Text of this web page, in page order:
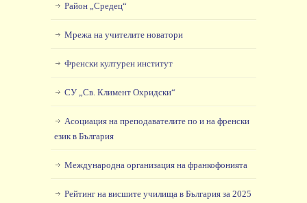
Район „Средец“
Мрежа на учителите новатори
Френски културен институт
СУ „Св. Климент Охридски“
Асоциация на преподавателите по и на френски
език в България
Международна организация на франкофонията
Рейтинг на висшите училища в България за 2025